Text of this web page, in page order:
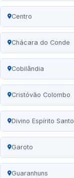
Centro
Chácara do Conde
Cobilândia
Cristóvão Colombo
Divino Espírito Santo
Garoto
Guaranhuns